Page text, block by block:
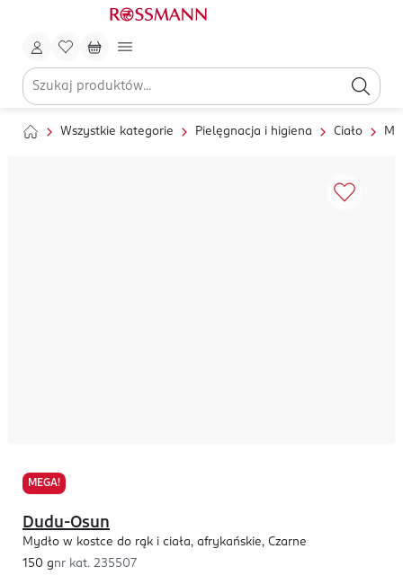
Wszystkie kategorie Pielęgnacja i higiena Ciało
MEGA!
Dudu-Osun
Mydło w kostce do rąk i ciała, afrykańskie, Czarne
150 gnr kat. 235507